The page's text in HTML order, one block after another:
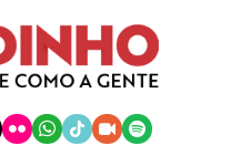
flickrwhatsapp
tiktokvideo-spotify